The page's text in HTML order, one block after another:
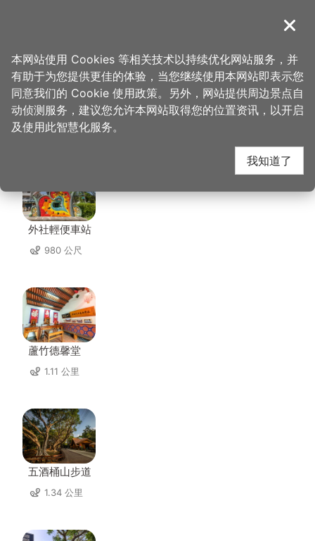
導覽
首页 > 想去的地方 > 住宿 > 罗里海山轻旅
罗里海山轻旅 周边景点
外社輕便車站
980 公尺
蘆竹德馨堂
1.11 公里
五酒桶山步道
1.34 公里
关闭
本网站使用 Cookies 等相关技术以持续优化网站服务，并
有助于为您提供更佳的体验，当您继续使用本网站即表示您
同意我们的 Cookie 使用政策。另外，网站提供周边景点自
动侦测服务，建议您允许本网站取得您的位置资讯，以开启
及使用此智慧化服务。
我知道了